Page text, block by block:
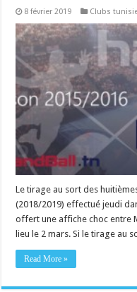
8 février 2019 Clubs
Le tirage au sort des
(2018/2019) effectué jeudi
offert une affiche choc entre
lieu le 2 mars. Si le tirage au
Read More »